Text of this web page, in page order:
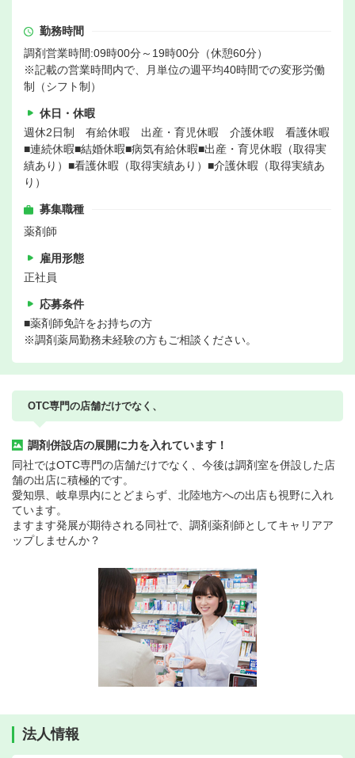
勤務時間
調剤営業時間:09時00分～19時00分（休憩60分）
※記載の営業時間内で、月単位の週平均40時間での変形労働
制（シフト制）
休日・休暇
週休2日制 有給休暇 出産・育児休暇 介護休暇 看護休暇
■連続休暇■結婚休暇■病気有給休暇■出産・育児休暇（取得実
績あり）■看護休暇（取得実績あり）■介護休暇（取得実績あ
り）
募集職種
薬剤師
雇用形態
正社員
応募条件
■薬剤師免許をお持ちの方
※調剤薬局勤務未経験の方もご相談ください。
OTC専門の店舗だけでなく、
調剤併設店の展開に力を入れています！
同社ではOTC専門の店舗だけでなく、今後は調剤室を併設した店
舗の出店に積極的です。
愛知県、岐阜県内にとどまらず、北陸地方への出店も視野に入れ
ています。
ますます発展が期待される同社で、調剤薬剤師としてキャリアア
ップしませんか？
法人情報